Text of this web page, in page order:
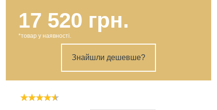
17 520 грн.
*товар у наявності.
Знайшли дешевше?